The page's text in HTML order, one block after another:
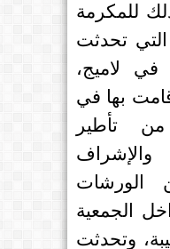
للمكرمة
التي تحدثت
في لاميج،
بها في
تأطير
والإشراف
الورشات
الجمعية
وتحدثت